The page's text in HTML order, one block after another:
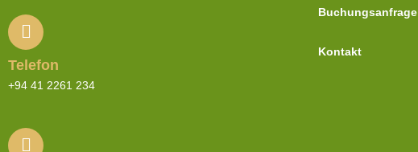
Telefon
+94 41 2261 234
Buchungsanfrage
Kontakt